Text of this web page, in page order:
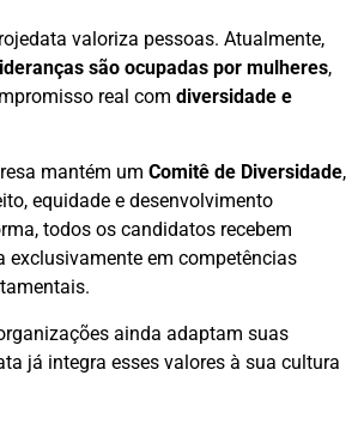
valoriza pessoas. Atualmente,
são ocupadas por mulheres,
real com diversidade e
mantém um Comitê de Diversidade,
equidade e desenvolvimento
todos os candidatos recebem
exclusivamente em competências
ainda adaptam suas
já integra esses valores à sua cultura